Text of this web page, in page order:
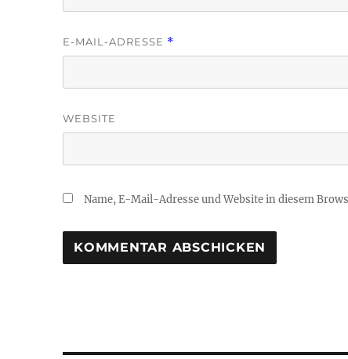
E-MAIL-ADRESSE *
WEBSITE
Name, E-Mail-Adresse und Website in diesem